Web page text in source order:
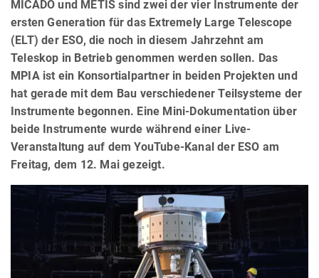
MICADO und METIS sind zwei der vier Instrumente der
ersten Generation für das Extremely Large Telescope
(ELT) der ESO, die noch in diesem Jahrzehnt am
Teleskop in Betrieb genommen werden sollen. Das
MPIA ist ein Konsortialpartner in beiden Projekten und
hat gerade mit dem Bau verschiedener Teilsysteme der
Instrumente begonnen. Eine Mini-Dokumentation über
beide Instrumente wurde während einer Live-
Veranstaltung auf dem YouTube-Kanal der ESO am
Freitag, dem 12. Mai gezeigt.